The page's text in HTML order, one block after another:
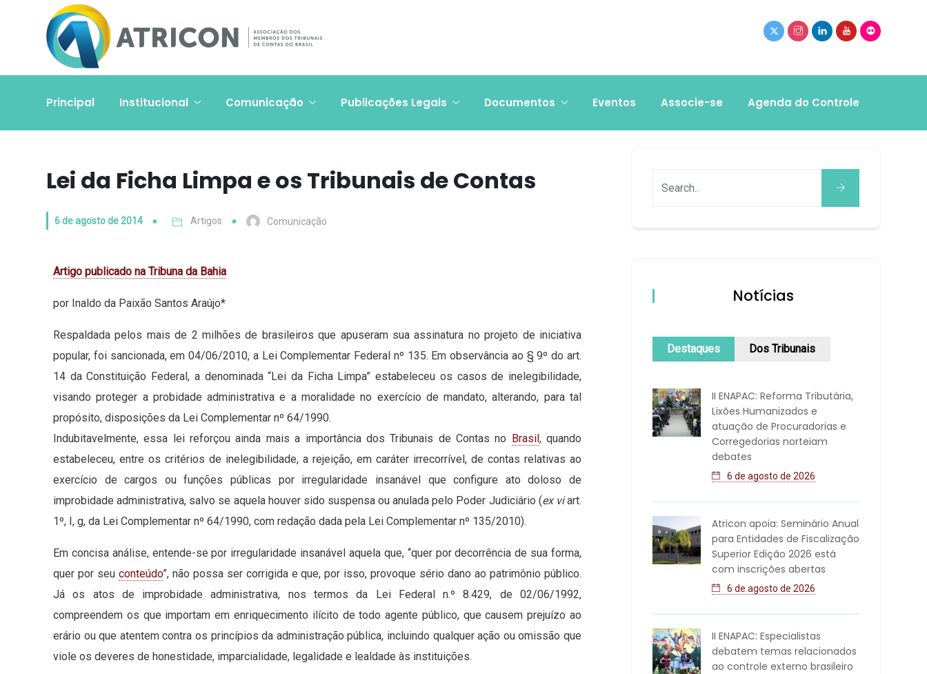
Principal Institucional Comunicação Publicações Legais Documentos Eventos Associe-se Agenda do Controle
Lei da Ficha Limpa e os Tribunais de Contas
6 de agosto de 2014 Artigos Comunicação
Artigo publicado na Tribuna da Bahia
por Inaldo da Paixão Santos Araújo*
Respaldada pelos mais de 2 milhões de brasileiros que apuseram sua assinatura no projeto de iniciativa
popular, foi sancionada, em 04/06/2010, a Lei Complementar Federal nº 135. Em observância ao § 9º do art.
14 da Constituição Federal, a denominada “Lei da Ficha Limpa” estabeleceu os casos de inelegibilidade,
visando proteger a probidade administrativa e a moralidade no exercício de mandato, alterando, para tal
propósito, disposições da Lei Complementar nº 64/1990.
Indubitavelmente, essa lei reforçou ainda mais a importância dos Tribunais de Contas no
Brasil , quando
estabeleceu, entre os critérios de inelegibilidade, a rejeição, em caráter irrecorrível, de contas relativas ao
exercício de cargos ou funções públicas por irregularidade insanável que configure ato doloso de
improbidade administrativa, salvo se aquela houver sido suspensa ou anulada pelo Poder Judiciário (ex viart.
1º, I, g, da Lei Complementar nº 64/1990, com redação dada pela Lei Complementar nº 135/2010).
Em concisa análise, entende-se por irregularidade insanável aquela que, “quer por decorrência de sua forma,
quer por seu conteúdo”, não possa ser corrigida e que, por isso, provoque sério dano ao patrimônio público.
Já os atos de improbidade administrativa, nos termos da Lei Federal n.º 8.429, de 02/06/1992,
compreendem os que importam em enriquecimento ilícito de todo agente público, que causem prejuízo ao
erário ou que atentem contra os princípios da administração pública, incluindo qualquer ação ou omissão que
viole os deveres de honestidade, imparcialidade, legalidade e lealdade às instituições.
Notícias
Destaques Dos Tribunais
II ENAPAC: Reforma Tributária,
Lixões Humanizados e
atuação de Procuradorias e
Corregedorias norteiam
debates
6 de agosto de 2026
Atricon apoia: Seminário Anual
para Entidades de Fiscalização
Superior Edição 2026 está
com inscrições abertas
6 de agosto de 2026
II ENAPAC: Especialistas
debatem temas relacionados
ao controle externo brasileiro